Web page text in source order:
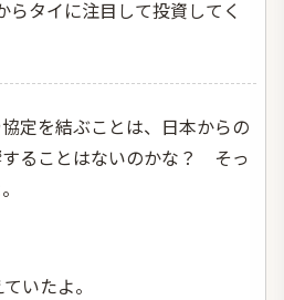
らタイに注目して投資してく
定を結ぶことは、日本からの
ることはないのかな？ そっ
いたよ。